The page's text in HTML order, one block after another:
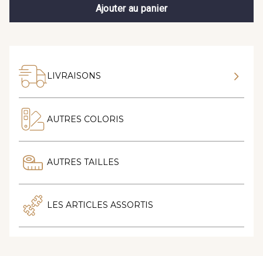
Ajouter au panier
LIVRAISONS
AUTRES COLORIS
AUTRES TAILLES
LES ARTICLES ASSORTIS